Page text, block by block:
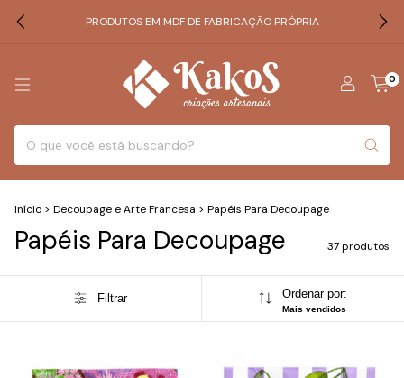
PRODUTOS EM MDF DE FABRICAÇÃO PRÓPRIA
0
Início > Decoupage e Arte Francesa > Papéis Para Decoupage
Papéis Para Decoupage 37 produtos
Filtrar Ordenar por:
Mais vendidos